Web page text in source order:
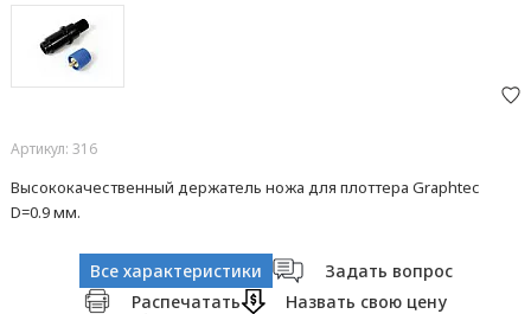
Артикул: 316
Высококачественный держатель ножа для плоттера Graphtec
D=0.9 мм.
Все характеристики
Задать вопрос
Распечатать
Назвать свою цену